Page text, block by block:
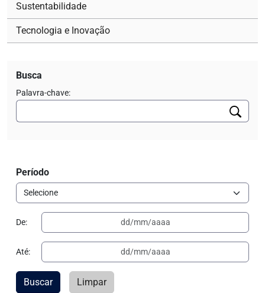
Sustentabilidade
Tecnologia e Inovação
Busca
Palavra-chave:
Período
De:
Até:
Buscar Limpar